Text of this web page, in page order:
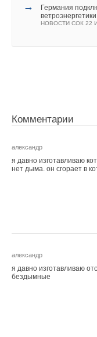
→
Германия
НОВОСТИ СОК 22
Комментарии
александр
я давно изготавливаю
нет дыма. он сгорает в
александр
я давно изготавливаю
бездымные
Текст комментария
НОВОСТИ СОК 26
«Флэш-
В этой теме еще нет